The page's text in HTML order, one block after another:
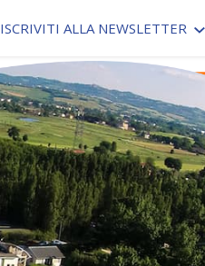
ISCRIVITI ALLA NEWSLETTER